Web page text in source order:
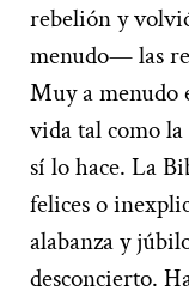
rebelión y
menudo— las
Muy a menudo
vida tal como
sí lo hace. La
felices o
alabanza y
desconcierto.